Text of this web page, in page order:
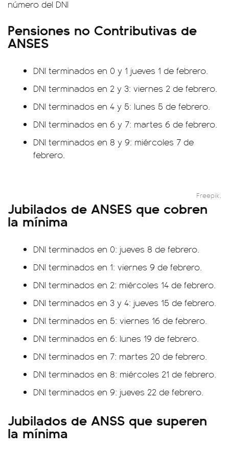
número del DNI
Pensiones no Contributivas de
ANSES
DNI terminados en 0 y 1 jueves 1 de febrero.
DNI terminados en 2 y 3: viernes 2 de febrero.
DNI terminados en 4 y 5: lunes 5 de febrero.
DNI terminados en 6 y 7: martes 6 de febrero.
DNI terminados en 8 y 9: miércoles 7 de
febrero.
Freepik.
Jubilados de ANSES que cobren
la mínima
DNI terminados en 0: jueves 8 de febrero.
DNI terminados en 1: viernes 9 de febrero.
DNI terminados en 2: miércoles 14 de febrero.
DNI terminados en 3 y 4: jueves 15 de febrero.
DNI terminados en 5: viernes 16 de febrero.
DNI terminados en 6: lunes 19 de febrero.
DNI terminados en 7: martes 20 de febrero.
DNI terminados en 8: miércoles 21 de febrero.
DNI terminados en 9: jueves 22 de febrero.
Jubilados de ANSS que superen
la mínima